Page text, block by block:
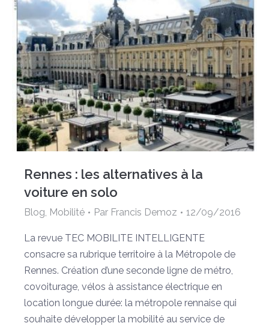
Rennes : les alternatives à la
voiture en solo
Blog, Mobilité Par Francis Demoz 12/09/2016
La revue TEC MOBILITE INTELLIGENTE
consacre sa rubrique territoire à la Métropole de
Rennes. Création d’une seconde ligne de métro,
covoiturage, vélos à assistance électrique en
location longue durée: la métropole rennaise qui
souhaite développer la mobilité au service de